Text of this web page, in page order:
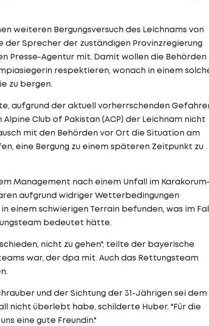
weiteren Bergungsversuch des Leichnams von
der Sprecher der zuständigen Provinzregierung
Presse-Agentur mit. Damit wollen die Behörden
respektieren, wonach in einem
zu bergen.
aufgrund der aktuell vorherrschenden
Club of Pakistan (ACP) der Leichnam nicht
mit den Behörden vor Ort die Situation am
eine Bergung zu einem späteren Zeitpunkt zu
Management nach einem Unfall im
aufgrund widriger Wetterbedingungen
einem schwierigen Terrain befunden, was im
bedeutet hätte.
nicht zu gehen", teilte der bayerische
war, der dpa mit. Auch das Rettungsteam
und der Sichtung der 31-Jährigen sei dem
nicht überlebt habe, schilderte Huber. "Für die
eine gute Freundin."